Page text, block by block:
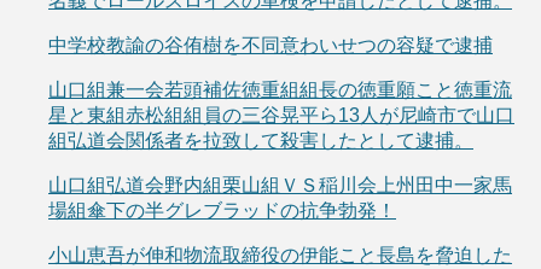
中学校教諭の谷侑樹を不同意わいせつの容疑で逮捕
山口組兼一会若頭補佐徳重組組長の徳重願こと徳重流
星と東組赤松組組員の三谷晃平ら13人が尼崎市で山口
組弘道会関係者を拉致して殺害したとして逮捕。
山口組弘道会野内組栗山組ＶＳ稲川会上州田中一家馬
場組傘下の半グレブラッドの抗争勃発！
小山恵吾が伸和物流取締役の伊能こと長島を脅迫した